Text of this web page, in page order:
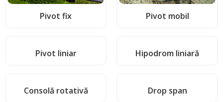
Pivot fix Pivot mobil
Pivot liniar Hipodrom liniară
Consolă rotativă Drop span